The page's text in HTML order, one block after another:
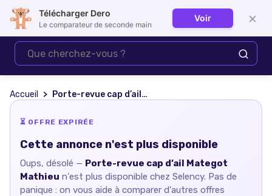
Se connecter
Accueil Porte-revue cap d’ail Mategot Mathieu
⏳ OFFRE EXPIRÉE
Cette annonce n'est plus disponible
Oups, désolé — Porte-revue cap d’ail Mategot
Mathieu n'est plus disponible chez Selency. Pas de
panique : on vous aide à comparer d'autres offres
Télécharger Dero
Le comparateur de seconde main
Voir ×